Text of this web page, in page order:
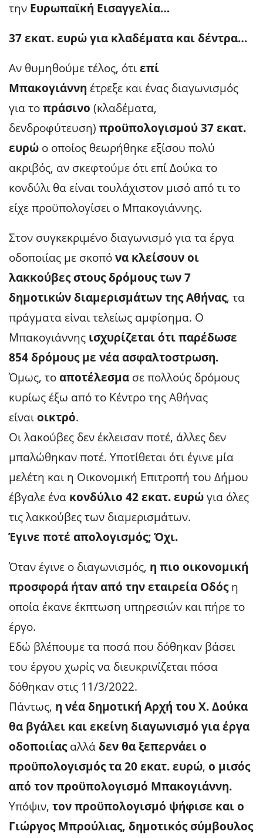
την Ευρωπαϊκή Εισαγγελία…
37 εκατ. ευρώ για κλαδέματα και δέντρα…
Αν θυμηθούμε τέλος, ότιεπί
Μπακογιάννη έτρεξε και ένας διαγωνισμός
για τοπράσινο (κλαδέματα,
δενδροφύτευση) προϋπολογισμού 37 εκατ.
ευρώ ο οποίος θεωρήθηκε εξίσου πολύ
ακριβός, αν σκεφτούμε ότι επί Δούκα το
κονδύλι θα είναι τουλάχιστον μισό από τι το
είχε προϋπολογίσει ο Μπακογιάννης.
Στον συγκεκριμένο διαγωνισμό για τα έργα
οδοποιίας με σκοπόνα κλείσουν οι
λακκούβες στους δρόμους των 7
δημοτικών διαμερισμάτων της Αθήνας, τα
πράγματα είναι τελείως αμφίσημα. Ο
Μπακογιάννης ισχυρίζεται ότι παρέδωσε
854 δρόμους με νέα ασφαλτοστρωση.
Όμως, τοαποτέλεσμα σε πολλούς δρόμους
κυρίως έξω από το Κέντρο της Αθήνας
είναιοικτρό.
Οι λακούβες δεν έκλεισαν ποτέ, άλλες δεν
μπαλώθηκαν ποτέ. Υποτίθεται ότι έγινε μία
μελέτη και η Οικονομική Επιτροπή του Δήμου
έβγαλε ένα κονδύλιο 42 εκατ. ευρώγια όλες
τις λακκούβες των διαμερισμάτων.
Έγινε ποτέ απολογισμός; Όχι.
Όταν έγινε ο διαγωνισμός, η πιο οικονομική
προσφορά ήταν από την εταιρεία Οδόςη
οποία έκανε έκπτωση υπηρεσιών και πήρε το
έργο.
Εδώ βλέπουμε τα ποσά που δόθηκαν βάσει
του έργου χωρίς να διευκρινίζεται πόσα
δόθηκαν στις 11/3/2022.
Πάντως, η νέα δημοτική Αρχή του Χ. Δούκα
θα βγάλει και εκείνη διαγωνισμό για έργα
οδοποιίαςαλλά δεν θα ξεπερνάει ο
προϋπολογισμός τα 20 εκατ. ευρώ, ο μισός
από τον προϋπολογισμό Μπακογιάννη.
Υπόψιν, τον προϋπολογισμό ψήφισε και ο
Γιώργος Μπρούλιας, δημοτικός σύμβουλος